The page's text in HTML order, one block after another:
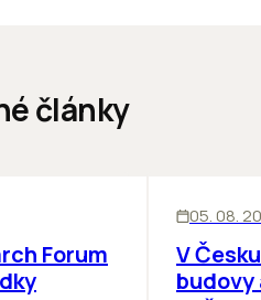
články
Forum
05. 08.
V